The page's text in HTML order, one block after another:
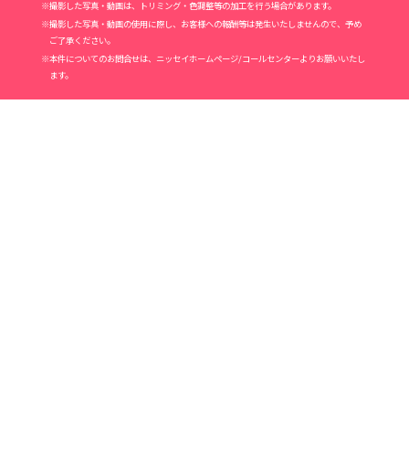
※撮影した写真・動画は、トリミング・色調整等の加工を行う場合があります。
※撮影した写真・動画の使用に際し、お客様への報酬等は発生いたしませんので、予め
ご了承ください。
※本件についてのお問合せは、ニッセイホームページ/コールセンターよりお願いいたし
ます。